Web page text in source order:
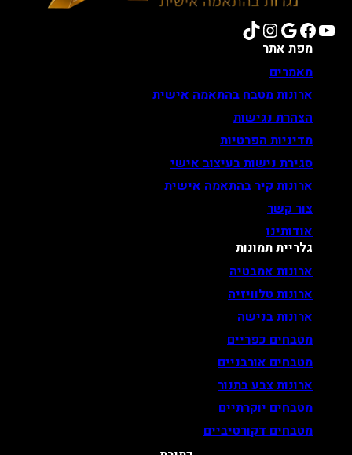
YouTube
Facebook
Google
Instagram
TikTok
מפת אתר
מאמרים
ארונות מטבח בהתאמה אישית
הצהרת נגישות
מדיניות הפרטיות
סגירת נישות בעיצוב אישי
ארונות קיר בהתאמה אישית
צור קשר
אודותינו
גלריית תמונות
ארונות אמבטיה
ארונות טלוויזיה
ארונות בנישה
מטבחים כפריים
מטבחים אורבניים
ארונות צבע בתנור
מטבחים יוקרתיים
מטבחים דקורטיביים